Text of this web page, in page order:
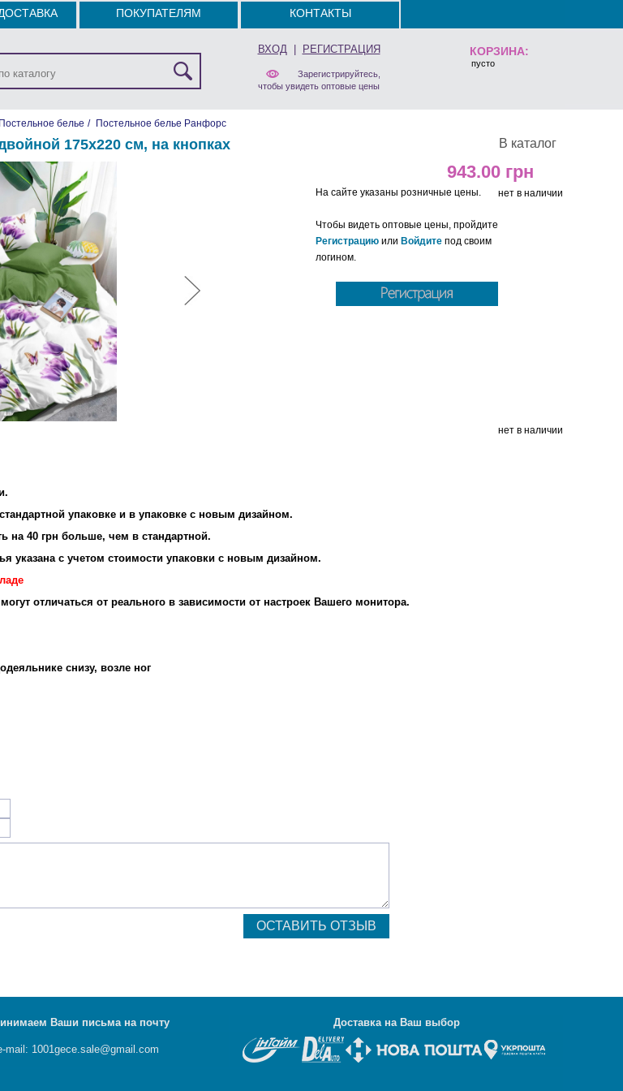
КОРЗИНА:
пусто
ПОКУПАТЕЛЯМ КОНТАКТЫ
ВХОД| РЕГИСТРАЦИЯ
Зарегистрируйтесь,
чтобы увидеть оптовые цены
Постельное белье / Постельное белье Ранфорс
В каталог
175х220 см, на кнопках
943.00
нет в наличии
На сайте указаны розничные цены.
Чтобы видеть оптовые цены, пройдите
Регистрацию или Войдите под своим
логином.
нет в наличии
упаковке и в упаковке с новым дизайном.
на 40 грн больше, чем в стандартной.
указана с учетом стоимости упаковки с новым дизайном.
отличаться от реального в зависимости от настроек Вашего монитора.
снизу, возле ног
Ваши письма на почту Доставка на Ваш выбор
mail: 1001gece.sale@gmail.com